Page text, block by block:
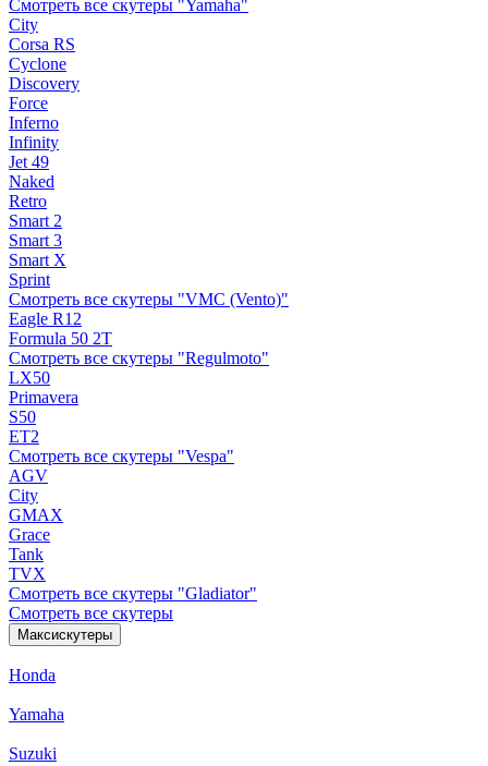
Смотреть все скутеры "Yamaha"
City
Corsa RS
Cyclone
Discovery
Force
Inferno
Infinity
Jet 49
Naked
Retro
Smart 2
Smart 3
Smart X
Sprint
Смотреть все скутеры "VMC (Vento)"
Eagle R12
Formula 50 2Т
Смотреть все скутеры "Regulmoto"
LX50
Primavera
S50
ET2
Смотреть все скутеры "Vespa"
AGV
City
GMAX
Grace
Tank
TVX
Смотреть все скутеры "Gladiator"
Смотреть все скутеры
Максискутеры
Honda
Yamaha
Suzuki